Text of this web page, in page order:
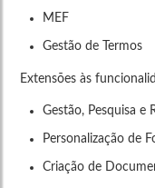
MEF
Gestão de Termos
Extensões às
Gestão, Pesquisa e
Personalização de
Criação de